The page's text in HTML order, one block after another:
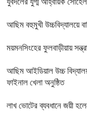
আছিম বহুমুখী উচ্চবিদ্যালয়ে
ময়মনসিংহের ফুলবাড়ীয়ায়
আছিম আইডিয়াল উচ্চ
ফাইনাল খেলা অনুষ্ঠিত
লাখ ভোটের ব্যবধানে জয়ী